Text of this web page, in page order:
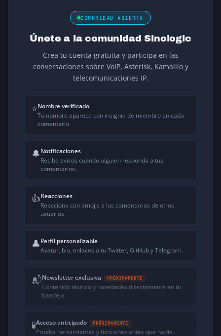
COMUNIDAD ABIERTA
Únete a la comunidad Sinologic
Crea tu cuenta gratuita y participa en las
conversaciones sobre VoIP, Asterisk, Kamailio y
telecomunicaciones IP.
⭐Nombre verificado
Tu nombre aparece con insignia de miembro en cada
comentario.
🔔Notificaciones
Recibe avisos cuando alguien responda a tus
comentarios.
👍Reacciones
Reacciona con emojis a los comentarios de otros
usuarios.
👤Perfil personalizable
Avatar, bio, enlaces a tu Twitter, GitHub y Telegram.
📬Newsletter exclusiva PRÓXIMAMENTE
Contenido técnico y novedades directamente en tu
bandeja.
🧪Acceso anticipado PRÓXIMAMENTE
Prueba herramientas y funciones antes que nadie.